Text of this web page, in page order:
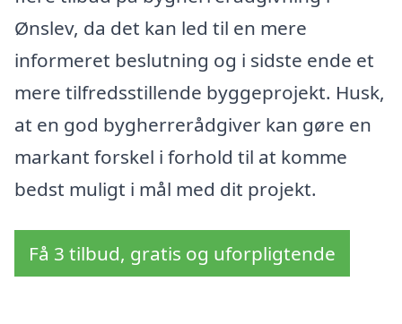
Ønslev, da det kan led til en mere
informeret beslutning og i sidste ende et
mere tilfredsstillende byggeprojekt. Husk,
at en god bygherrerådgiver kan gøre en
markant forskel i forhold til at komme
bedst muligt i mål med dit projekt.
Få 3 tilbud, gratis og uforpligtende